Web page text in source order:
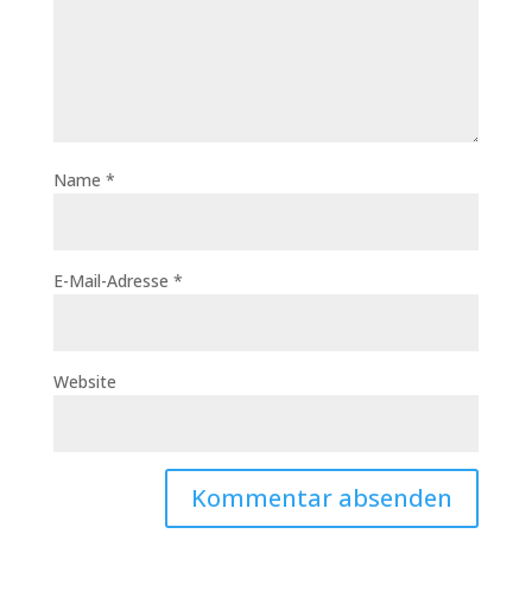
Name *
E-Mail-Adresse *
Website